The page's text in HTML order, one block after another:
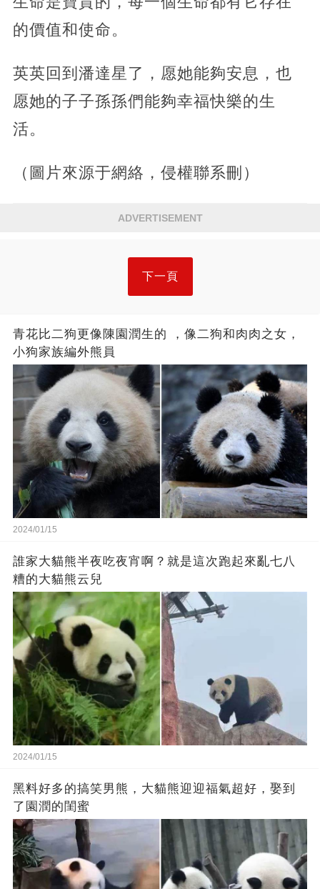
的價值和使命。
英英回到潘達星了，愿她能夠安息，也
愿她的子子孫孫們能夠幸福快樂的生
活。
（圖片來源于網絡，侵權聯系刪）
ADVERTISEMENT
下一頁
青花比二狗更像陳園潤生的 ​​，像二狗和肉肉之女，
小狗家族編外熊員
2024/01/15
誰家大貓熊半夜吃夜宵啊？就是這次跑起來亂七八
糟的大貓熊云兒
2024/01/15
黑料好多的搞笑男熊，大貓熊迎迎福氣超好，娶到
了園潤的閨蜜